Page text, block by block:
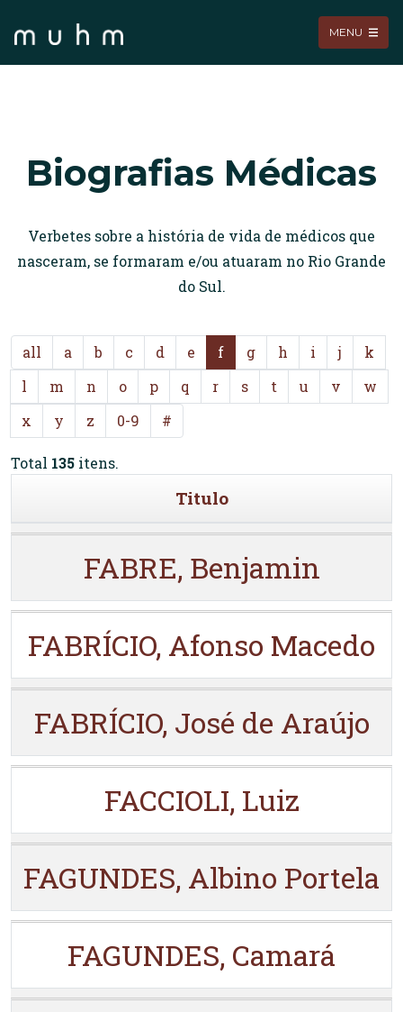
MENU
Biografias Médicas
Verbetes sobre a história de vida de médicos que
nasceram, se formaram e/ou atuaram no Rio Grande
do Sul.
all a b c d e f g h i j
k
l
m n o p q r s t u v
w
x
y z 0-9 #
Total 135 itens.
Titulo
FABRE, Benjamin
FABRÍCIO, Afonso Macedo
FABRÍCIO, José de Araújo
FACCIOLI, Luiz
FAGUNDES, Albino Portela
FAGUNDES, Camará